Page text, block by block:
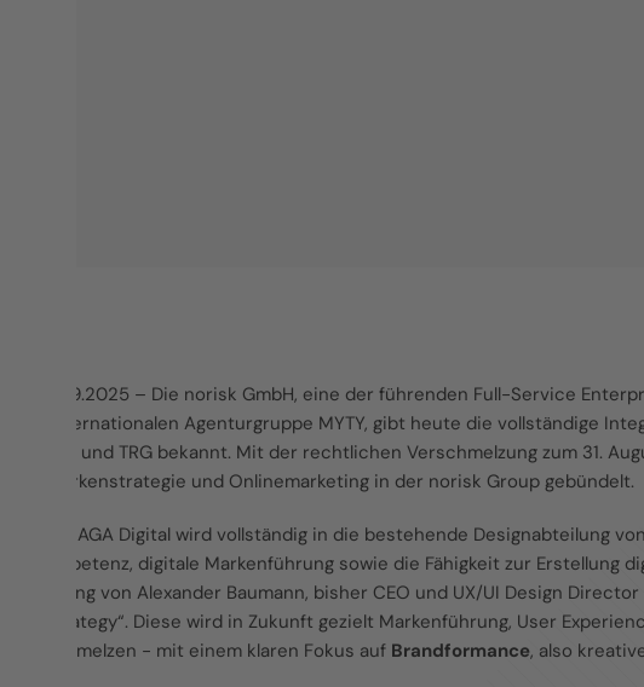
22.09.2025 – Die norisk GmbH, eine der führenden Full-Service
der internationalen Agenturgruppe MYTY, gibt heute die vollständige
INTEGR8 und TRG bekannt. Mit der rechtlichen Verschmelzung zum 31.
Markenstrategie und Onlinemarketing in der norisk Group gebündelt.
von SAGA Digital wird vollständig in die bestehende Designabteilung
UI-Kompetenz, digitale Markenführung sowie die Fähigkeit zur Erstellung
der Leitung von Alexander Baumann, bisher CEO und UX/UI Design
Strategy“. Diese wird in Zukunft gezielt Markenführung, User
verschmelzen - mit einem klaren Fokus auf Brandformance, also